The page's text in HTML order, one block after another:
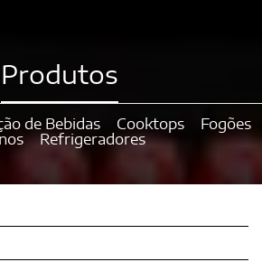
Produtos
de Bebidas Cooktops
Fogões
Refrigeradores